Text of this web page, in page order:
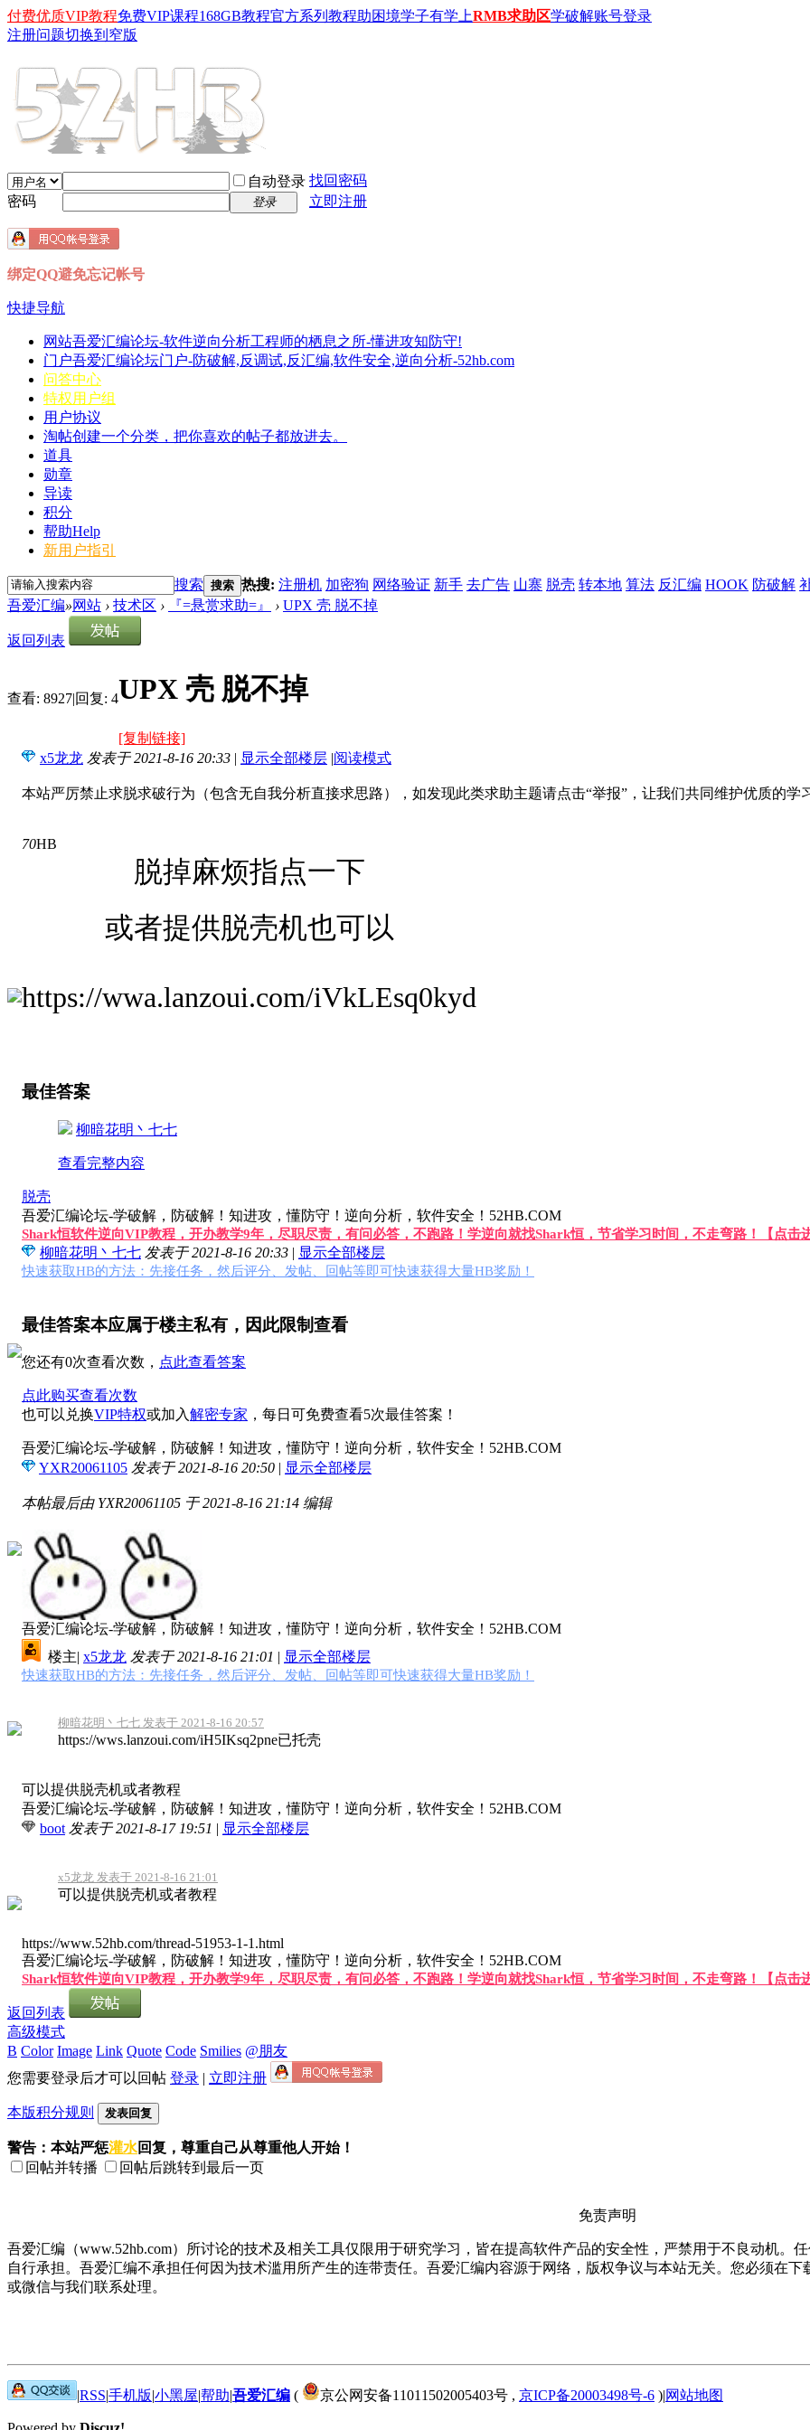
付费优质VIP教程免费VIP课程168GB教程官方系列教程助困境学子有学上RMB求助区学破解账号登录
注册问题切换到窄版
自动登录 找回密码
密码
登录 立即注册
绑定QQ避免忘记帐号
快捷导航
网站吾爱汇编论坛-软件逆向分析工程师的栖息之所-懂进攻知防守!
门户吾爱汇编论坛门户-防破解,反调试,反汇编,软件安全,逆向分析-52hb.com
问答中心
特权用户组
用户协议
淘帖创建一个分类，把你喜欢的帖子都放进去。
道具
勋章
导读
积分
帮助Help
新用户指引
搜索 搜索 热搜: 注册机 加密狗 网络验证 新手 去广告 山寨 脱壳 转本地 算法 反汇编 HOOK 防破解
吾爱汇编»网站 › 技术区 › 『=悬赏求助=』 › UPX 壳 脱不掉
返回列表
查看: 8927|回复: 4UPX 壳 脱不掉
[复制链接]
x5龙龙 发表于 2021-8-16 20:33 | 显示全部楼层 |阅读模式
本站严厉禁止求脱求破行为（包含无自我分析直接求思路），如发现此类求助主题请点击“举报”，让我们共同维护优质的学
70HB
脱掉麻烦指点一下
或者提供脱壳机也可以
https://wwa.lanzoui.com/iVkLEsq0kyd
最佳答案
柳暗花明丶七七
查看完整内容
脱壳
吾爱汇编论坛-学破解，防破解！知进攻，懂防守！逆向分析，软件安全！52HB.COM
Shark恒软件逆向VIP教程，开办教学9年，尽职尽责，有问必答，不跑路！学逆向就找Shark恒，节省学习时间，不走弯路！【点击
柳暗花明丶七七 发表于 2021-8-16 20:33 | 显示全部楼层
快速获取HB的方法：先接任务，然后评分、发帖、回帖等即可快速获得大量HB奖励！
最佳答案本应属于楼主私有，因此限制查看
您还有0次查看次数， 点此查看答案
点此购买查看次数
也可以兑换VIP特权或加入解密专家 ，每日可免费查看5次最佳答案！
吾爱汇编论坛-学破解，防破解！知进攻，懂防守！逆向分析，软件安全！52HB.COM
YXR20061105 发表于 2021-8-16 20:50 | 显示全部楼层
本帖最后由 YXR20061105 于 2021-8-16 21:14 编辑
吾爱汇编论坛-学破解，防破解！知进攻，懂防守！逆向分析，软件安全！52HB.COM
楼主| x5龙龙 发表于 2021-8-16 21:01 | 显示全部楼层
快速获取HB的方法：先接任务，然后评分、发帖、回帖等即可快速获得大量HB奖励！
柳暗花明丶七七 发表于 2021-8-16 20:57
https://wws.lanzoui.com/iH5IKsq2pne已托壳
可以提供脱壳机或者教程
吾爱汇编论坛-学破解，防破解！知进攻，懂防守！逆向分析，软件安全！52HB.COM
boot 发表于 2021-8-17 19:51 | 显示全部楼层
x5龙龙 发表于 2021-8-16 21:01
可以提供脱壳机或者教程
https://www.52hb.com/thread-51953-1-1.html
吾爱汇编论坛-学破解，防破解！知进攻，懂防守！逆向分析，软件安全！52HB.COM
Shark恒软件逆向VIP教程，开办教学9年，尽职尽责，有问必答，不跑路！学逆向就找Shark恒，节省学习时间，不走弯路！【点击
返回列表
高级模式
B Color Image Link Quote Code Smilies @朋友
您需要登录后才可以回帖 登录 | 立即注册
本版积分规则 发表回复
警告：本站严惩灌水回复，尊重自己从尊重他人开始！
回帖并转播
回帖后跳转到最后一页
免责声明
吾爱汇编（www.52hb.com）所讨论的技术及相关工具仅限用于研究学习，皆在提高软件产品的安全性，严禁用于不良动机。
自行承担。吾爱汇编不承担任何因为技术滥用所产生的连带责任。吾爱汇编内容源于网络，版权争议与本站无关。您必须在
或微信与我们联系处理。
|RSS|手机版|小黑屋|帮助|吾爱汇编 ( 京公网安备11011502005403号 , 京ICP备20003498号-6 )|网站地图